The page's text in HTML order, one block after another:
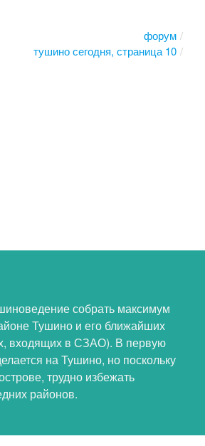
форум
тушино сегодня, страница 10
собрать максимум
Тушино и его ближайших
входящих в СЗАО). В первую
на Тушино, но поскольку
трудно избежать
районов.